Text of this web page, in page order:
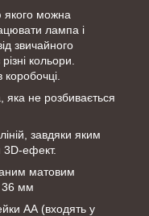
якого можна
лампа і
звичайного
кольори.
коробочці.
яка не розбивається
завдяки яким
3D-ефект.
матовим
36 мм
АА (входять у